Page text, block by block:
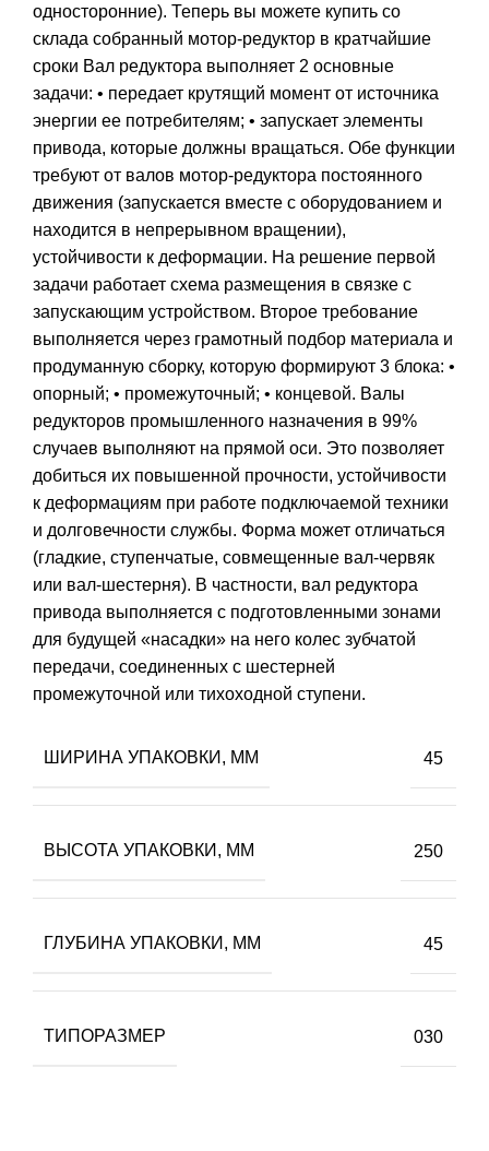
односторонние). Теперь вы можете купить со
склада собранный мотор-редуктор в кратчайшие
сроки Вал редуктора выполняет 2 основные
задачи: • передает крутящий момент от источника
энергии ее потребителям; • запускает элементы
привода, которые должны вращаться. Обе функции
требуют от валов мотор-редуктора постоянного
движения (запускается вместе с оборудованием и
находится в непрерывном вращении),
устойчивости к деформации. На решение первой
задачи работает схема размещения в связке с
запускающим устройством. Второе требование
выполняется через грамотный подбор материала и
продуманную сборку, которую формируют 3 блока: •
опорный; • промежуточный; • концевой. Валы
редукторов промышленного назначения в 99%
случаев выполняют на прямой оси. Это позволяет
добиться их повышенной прочности, устойчивости
к деформациям при работе подключаемой техники
и долговечности службы. Форма может отличаться
(гладкие, ступенчатые, совмещенные вал-червяк
или вал-шестерня). В частности, вал редуктора
привода выполняется с подготовленными зонами
для будущей «насадки» на него колес зубчатой
передачи, соединенных с шестерней
промежуточной или тихоходной ступени.
ШИРИНА УПАКОВКИ, ММ 45
ВЫСОТА УПАКОВКИ, ММ 250
ГЛУБИНА УПАКОВКИ, ММ 45
ТИПОРАЗМЕР 030